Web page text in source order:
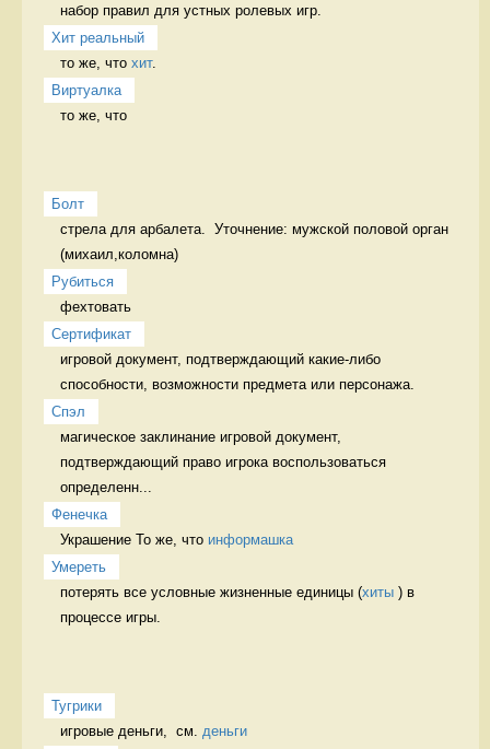
набор правил для устных ролевых игр.
Хит реальный
то же, что хит.
Виртуалка
то же, что
Болт
стрела для арбалета.  Уточнение: мужской половой орган
(михаил,коломна)
Рубиться
фехтовать
Сертификат
игровой документ, подтверждающий какие-либо
способности, возможности предмета или персонажа.
Спэл
магическое заклинание игровой документ,
подтверждающий право игрока воспользоваться
определенн...
Фенечка
Украшение То же, что информашка
Умереть
потерять все условные жизненные единицы (хиты ) в
процессе игры.
Тугрики
игровые деньги,  см. деньги